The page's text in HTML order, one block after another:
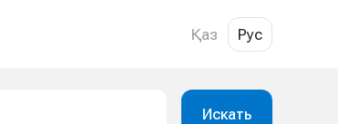
Қаз Рус
Искать